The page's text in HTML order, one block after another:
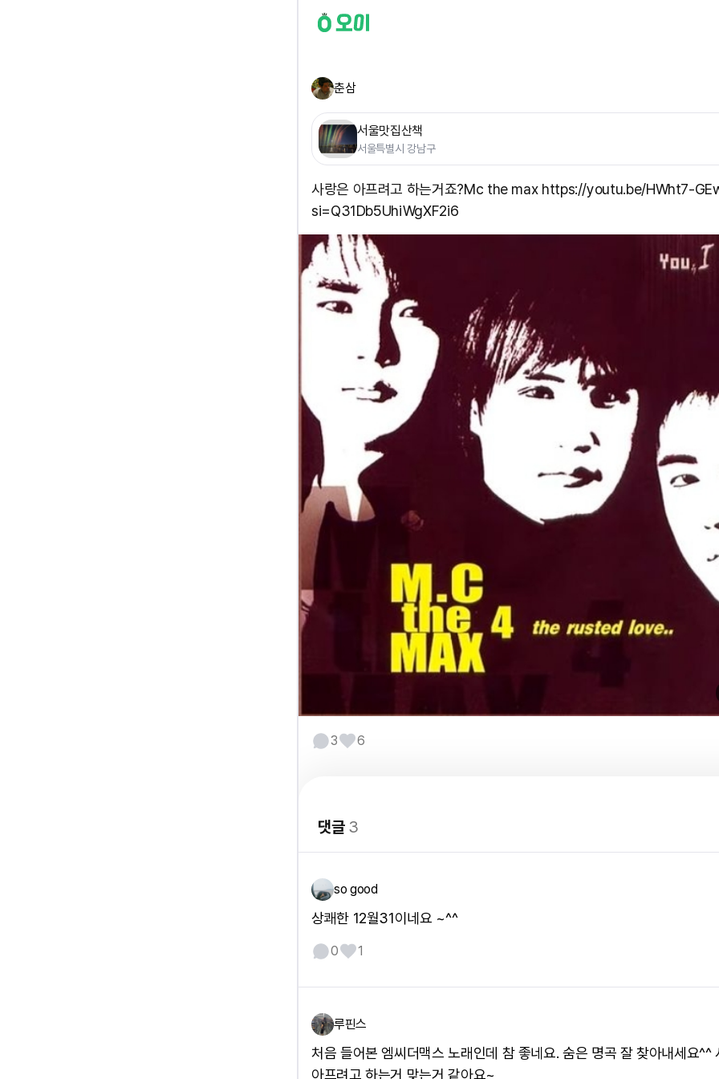
춘삼
서울맛집산책
서울특별시 강남구
사랑은 아프려고 하는거죠? ​Mc the max https://youtu.be/HWht7-
si=Q31Db5UhiWgXF2i6
3 6
댓글3
so good
상쾌한 12월31이네요 ~^^
0 1
루핀스
처음 들어본 엠씨더맥스 노래인데 참 좋네요. 숨은 명곡 잘 찾아내세요^^
아프려고 하는거 맞는거 같아요~